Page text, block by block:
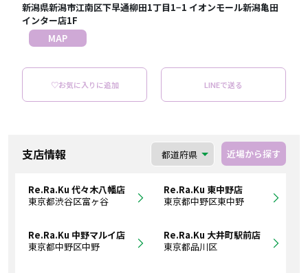
新潟県新潟市江南区下早通柳田1丁目1−1 イオンモール新潟亀田
インター店1F
MAP
♡お気に入りに追加 LINEで送る
支店情報 近場から探す
Re.Ra.Ku 代々木八幡店
東京都渋谷区富ヶ谷
Re.Ra.Ku 東中野店
東京都中野区東中野
Re.Ra.Ku 中野マルイ店
東京都中野区中野
Re.Ra.Ku 大井町駅前店
東京都品川区